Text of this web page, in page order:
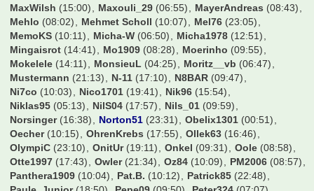
MaxWilsh (15:00) Maxouli_29 (06:55) MayerAndreas (08:43)
Mehlo (08:02) Mehmet Scholl (10:07) Mel76 (23:05)
MemoKS (10:11) Micha-W (06:50) Micha1978 (12:51)
Mingaisrot (14:41) Mo1909 (08:28) Moerinho (09:55)
Mokelele (14:11) MonsieuL (04:25) Moritz__vb (06:47)
Mustermann (21:13) N-11 (17:10) N8BAR (09:47)
Ni7co (10:03) Nico1701 (19:41) Nik96 (15:54)
Niklas95 (05:13) NilS04 (17:57) Nils_01 (09:59)
Norsinger(16:38) Norton51 (23:31) Obelix1301 (00:51)
Oecher(10:15) OhrenKrebs (17:55) Ollek63 (16:46)
OlympiC (23:10) OnitUr(19:11) Onkel (09:31) Oole (08:58)
Otte1997 (17:43) Owler(21:34) Oz84 (10:09) PM2006 (08:57)
Panthera1909 (10:04) Pat.B. (10:12) Patrick85 (22:48)